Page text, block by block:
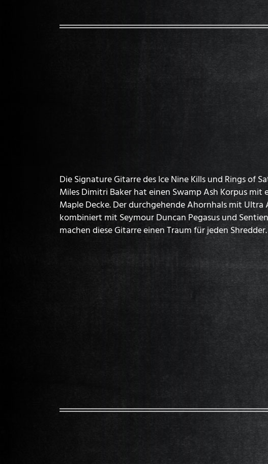
Die Signature Gitarre des Ice Nine Kills und Rings of
Miles Dimitri Baker hat einen Swamp Ash Korpus mit
Maple Decke. Der durchgehende Ahornhals mit Ultra
kombiniert mit Seymour Duncan Pegasus und
machen diese Gitarre einen Traum für jeden Shredder.